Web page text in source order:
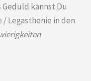
kannst Du
/ Legasthenie in den